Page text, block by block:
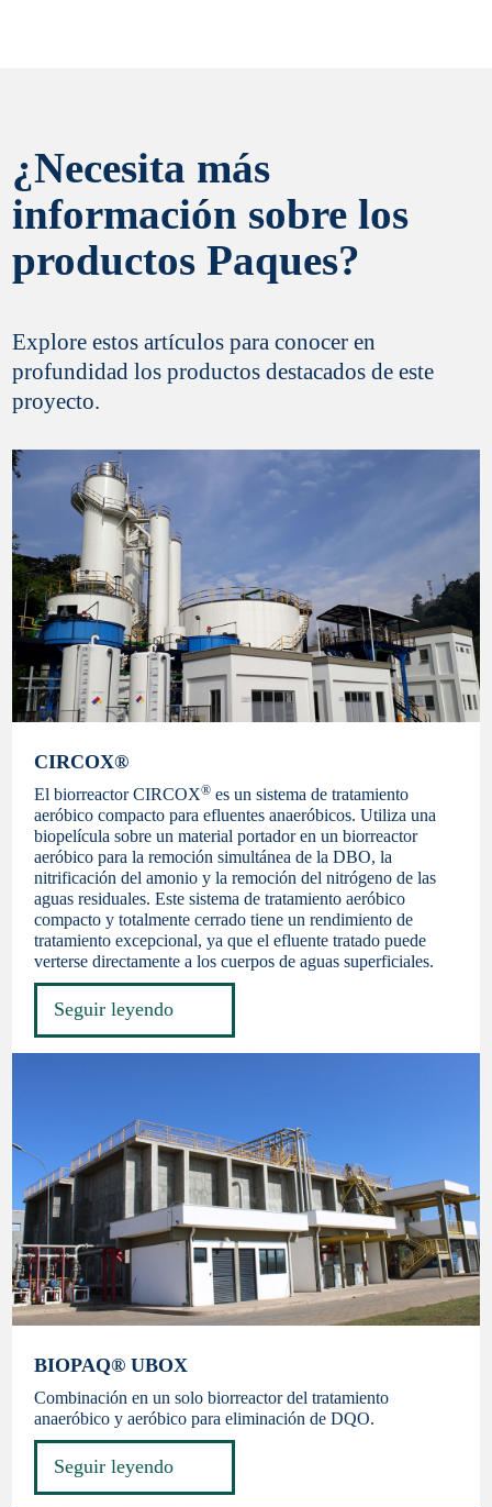
registro
¿Necesita más
información sobre los
productos Paques?
Explore estos artículos para conocer en
profundidad los productos destacados de este
proyecto.
CIRCOX®
El biorreactor CIRCOX® es un sistema de tratamiento
aeróbico compacto para efluentes anaeróbicos. Utiliza una
biopelícula sobre un material portador en un biorreactor
aeróbico para la remoción simultánea de la DBO, la
nitrificación del amonio y la remoción del nitrógeno de las
aguas residuales. Este sistema de tratamiento aeróbico
compacto y totalmente cerrado tiene un rendimiento de
tratamiento excepcional, ya que el efluente tratado puede
verterse directamente a los cuerpos de aguas superficiales.
Seguir leyendo
BIOPAQ® UBOX
Combinación en un solo biorreactor del tratamiento
anaeróbico y aeróbico para eliminación de DQO.
Seguir leyendo